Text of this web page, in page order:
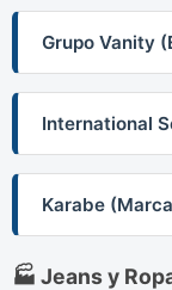
Grupo Vanity
International
Karabe
🏭 Jeans y